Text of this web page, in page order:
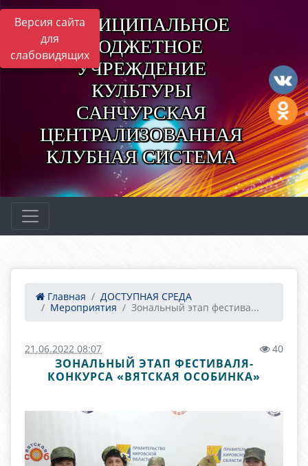
Версия сайта
для
слабовидящих
МУНИЦИПАЛЬНОЕ
БЮДЖЕТНОЕ
УЧРЕЖДЕНИЕ
КУЛЬТУРЫ
САНЧУРСКАЯ
ЦЕНТРАЛИЗОВАННАЯ
КЛУБНАЯ СИСТЕМА
Главная
ДОСТУПНАЯ СРЕДА
Мероприятия
Зональный этап фестива...
21.06.2022 08:07 40
ЗОНАЛЬНЫЙ ЭТАП ФЕСТИВАЛЯ-
КОНКУРСА «ВЯТСКАЯ ОСОБИНКА»